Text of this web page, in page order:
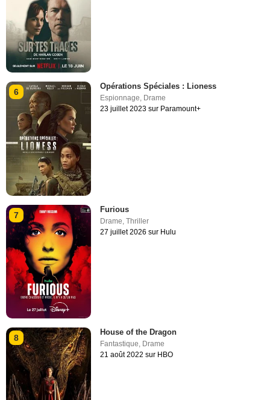
6
Opérations Spéciales : Lioness
Espionnage, Drame
23 juillet 2023 sur Paramount+
7
Furious
Drame ,Thriller
27 juillet 2026 sur Hulu
8
House of the Dragon
Fantastique, Drame
21 août 2022 sur HBO